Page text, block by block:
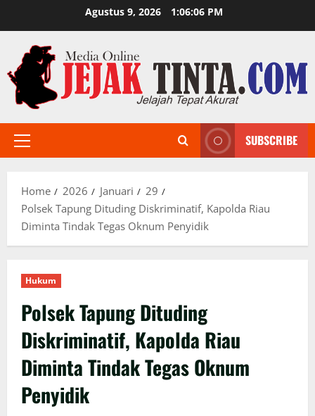
to
content
Agustus 9, 2026 1:06:07 PM
Primary
SUBSCRIBE
Home 2026 Januari
29
Polsek Tapung Dituding Diskriminatif, Kapolda Riau
Diminta Tindak Tegas Oknum Penyidik
Hukum
Polsek Tapung Dituding
Diskriminatif, Kapolda Riau
Diminta Tindak Tegas Oknum
Penyidik